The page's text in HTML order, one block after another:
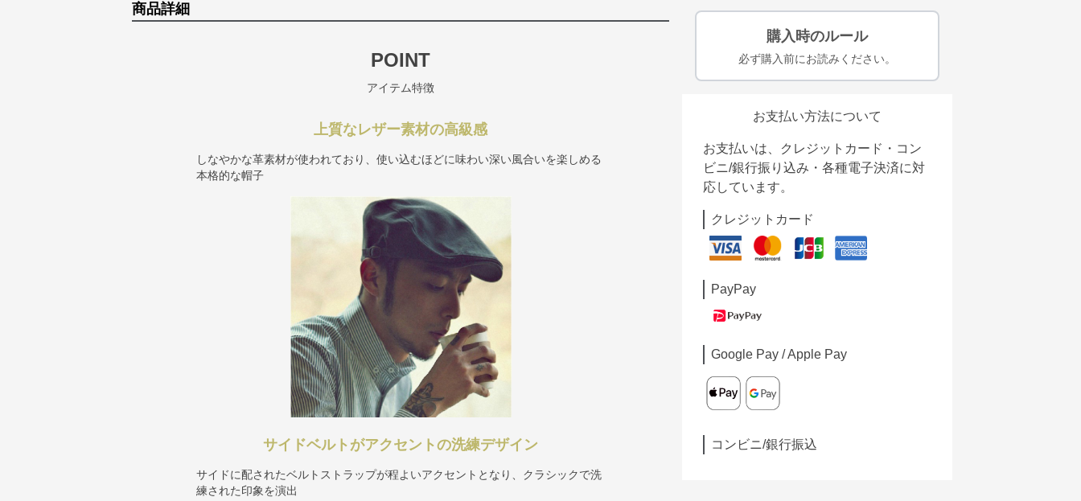
商品詳細
POINT
アイテム特徴
上質なレザー素材の高級感
しなやかな革素材が使われており、使い込むほどに味わい深い風合いを楽しめる
本格的な帽子
サイドベルトがアクセントの洗練デザイン
サイドに配されたベルトストラップが程よいアクセントとなり、クラシックで洗
練された印象を演出
購入時のルール
必ず購入前にお読みください。
お支払い方法について
お支払いは、クレジットカード・コン
ビニ/銀行振り込み・各種電子決済に対
応しています。
クレジットカード
PayPay
Google Pay / Apple Pay
コンビニ/銀行振込